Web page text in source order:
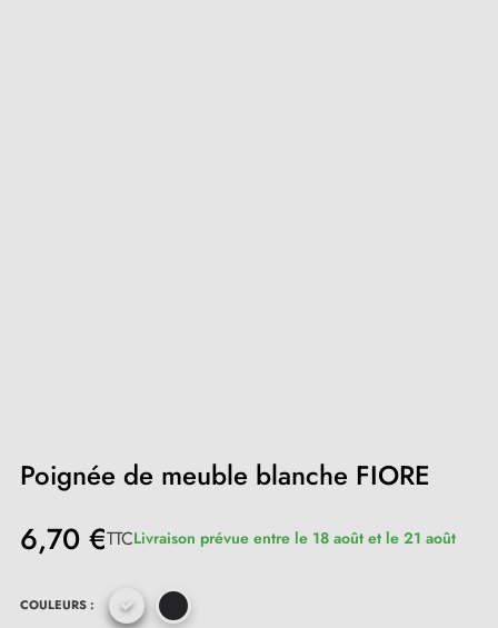
Poignée de meuble blanche FIORE
6,70 €TTCLivraison prévue entre le 18 août et le 21 août
COULEURS :